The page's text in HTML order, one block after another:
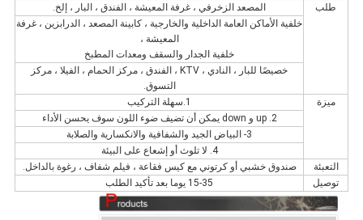
طلب
المصعد الزخرفي ، غرفة المعيشة ، الفندق ، البار ، إلخ.
خلفية الأماكن العامة الداخلية والخارجية ، كابينة المصعد ، الدرابزين ، غرفة
المعيشة ،
خلفية الجدار والسقف ومعدات المطبخ
خصيصًا للبار ، النادي ، KTV ، الفندق ، مركز الحمام ، الفيلا ، مركز
التسوق.
ميزة
1.سهلة التركيب
2. up و down يمكن أن تضيف ضوء اللون سوف يحسن الأداء
3- البياض الجيد والشفافية والانكسارية والصلابة
4. لا تلوث أو إشعاع على البيئة
التعبئة
صندوق خشبي أو كرتوني مع كيس فقاعة ، فيلم شفاف ، رغوة بالداخل.
توصيل
15-35 يوما بعد تأكيد الطلب